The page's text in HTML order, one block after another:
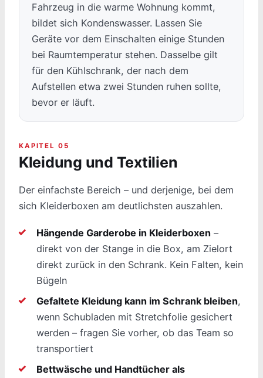
Fahrzeug in die warme Wohnung kommt,
bildet sich Kondenswasser. Lassen Sie
Geräte vor dem Einschalten einige Stunden
bei Raumtemperatur stehen. Dasselbe gilt
für den Kühlschrank, der nach dem
Aufstellen etwa zwei Stunden ruhen sollte,
bevor er läuft.
KAPITEL 05
Kleidung und Textilien
Der einfachste Bereich – und derjenige, bei dem
sich Kleiderboxen am deutlichsten auszahlen.
Hängende Garderobe in Kleiderboxen–
direkt von der Stange in die Box, am Zielort
direkt zurück in den Schrank. Kein Falten, kein
Bügeln
Gefaltete Kleidung kann im Schrank bleiben,
wenn Schubladen mit Stretchfolie gesichert
werden – fragen Sie vorher, ob das Team so
transportiert
Bettwäsche und Handtücher als